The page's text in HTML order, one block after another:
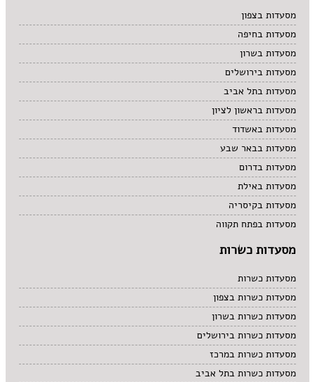
מרקים
מתוקים
סיני
סנדוויץ' בר
פאב
מסעדות בצפון
מסעדות בחיפה
מסעדות בשרון
מסעדות בירושלים
מסעדות בתל אביב
מסעדות בראשון לציון
מסעדות באשדוד
מסעדות בבאר שבע
מסעדות בדרום
מסעדות באילת
מסעדות בקיסריה
מסעדות בפתח תקווה
מסעדות כשרות
מסעדות כשרות
מסעדות כשרות בצפון
מסעדות כשרות בשרון
מסעדות כשרות בירושלים
מסעדות כשרות במרכז
מסעדות כשרות בתל אביב